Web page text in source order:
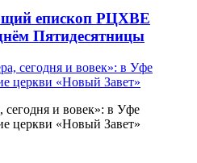
епископ РЦХВЕ
Пятидесятницы
сегодня и вовек»: в Уфе
церкви «Новый Завет»